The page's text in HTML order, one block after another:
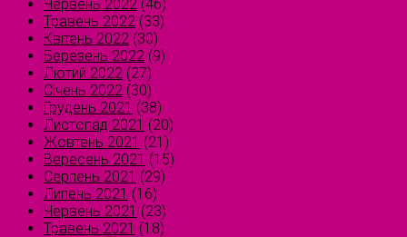
Червень 2022 (46)
Травень 2022 (33)
Квітень 2022 (30)
Березень 2022 (9)
Лютий 2022 (27)
Січень 2022 (30)
Грудень 2021 (38)
Листопад 2021 (20)
Жовтень 2021 (21)
Вересень 2021 (15)
Серпень 2021 (29)
Липень 2021 (16)
Червень 2021 (23)
Травень 2021 (18)